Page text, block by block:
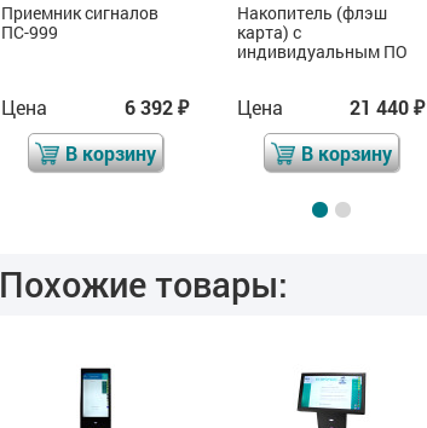
Приемник сигналов
ПС-999
Цена 6 392₽
В корзину
Накопитель (флэш
карта) с
индивидуальным ПО
Цена 21 440₽
В корзину
Похожие товары: